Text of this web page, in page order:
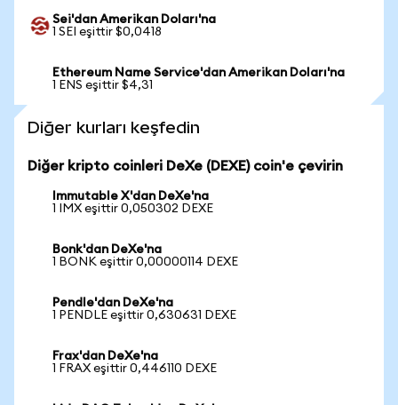
Sei'dan Amerikan Doları'na
1 SEI eşittir $0,0418
Ethereum Name Service'dan Amerikan Doları'na
1 ENS eşittir $4,31
Diğer kurları keşfedin
Diğer kripto coinleri DeXe (DEXE) coin'e çevirin
Immutable X'dan DeXe'na
1 IMX eşittir 0,050302 DEXE
Bonk'dan DeXe'na
1 BONK eşittir 0,00000114 DEXE
Pendle'dan DeXe'na
1 PENDLE eşittir 0,630631 DEXE
Frax'dan DeXe'na
1 FRAX eşittir 0,446110 DEXE